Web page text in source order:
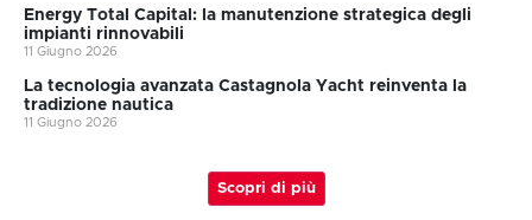
Energy Total Capital: la manutenzione strategica degli
impianti rinnovabili
11 Giugno 2026
La tecnologia avanzata Castagnola Yacht reinventa la
tradizione nautica
11 Giugno 2026
Scopri di più